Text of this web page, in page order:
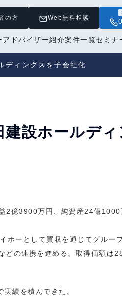
の方 Web無料相談
アドバイザー紹介案件一覧セミナ
ディングスを子会社化
建設ホールデ
2億3900万円、純資産24億1000
ホーとして買収を通じてグルー
どの連携を進める。取得価額は
績を積んできた。